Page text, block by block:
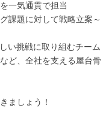
一気通貫で担当
課題に対して戦略立案～
い挑戦に取り組むチーム
ど、全社を支える屋台骨
ましょう！